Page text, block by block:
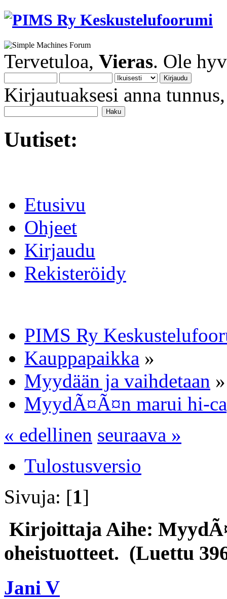
Tervetuloa, Vieras. Ole
Kirjautuaksesi anna
Uutiset:
Etusivu
Ohjeet
Kirjaudu
Rekisteröidy
PIMS Ry
Kauppapaikka »
Myydään ja vaihdetaan »
MyydÃ¤Ã¤n marui hi-
« edellinen seuraava »
Tulostusversio
Sivuja: [1]
KirjoittajaAihe:
oheistuotteet. (Luettu
Jani V